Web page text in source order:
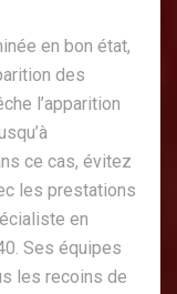
en bon état,
des
l’apparition
ce cas, évitez
les prestations
en
Ses équipes
les recoins de